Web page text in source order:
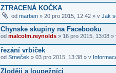
ZTRACENÁ KOČKA
od marben » 20 pro 2015, 12:42 » v Jak
Chynske skupiny na Facebooku
od malcolm.reynolds » 16 pro 2015, 13:08 »
řezání vrbiček
od Srneček » 03 pro 2015, 13:38 » v
Zloději a loupežníci